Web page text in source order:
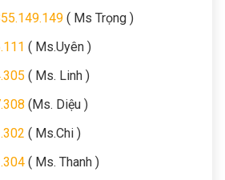
( Ms Trọng )
( Ms.Uyên )
( Ms. Linh )
(Ms. Diệu )
( Ms.Chi )
( Ms. Thanh )